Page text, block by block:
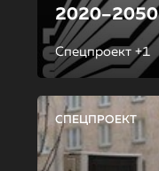
2020–2050
Спецпроект +1
СПЕЦПРОЕКТ